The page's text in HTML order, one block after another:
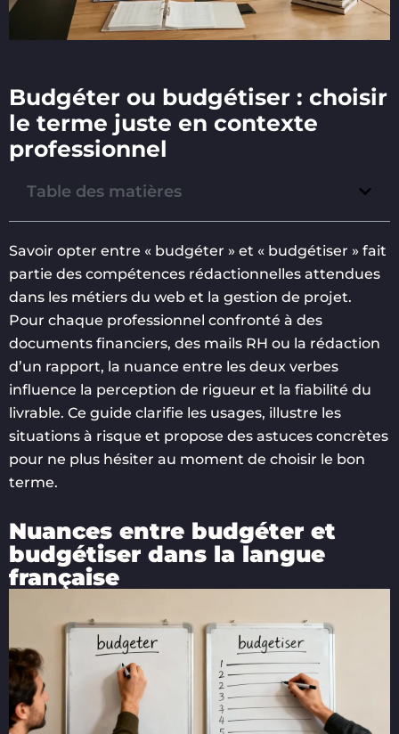
Budgéter ou budgétiser : choisir
le terme juste en contexte
professionnel
Table des matières
Savoir opter entre « budgéter » et « budgétiser » fait
partie des compétences rédactionnelles attendues
dans les métiers du web et la gestion de projet.
Pour chaque professionnel confronté à des
documents financiers, des mails RH ou la rédaction
d’un rapport, la nuance entre les deux verbes
influence la perception de rigueur et la fiabilité du
livrable. Ce guide clarifie les usages, illustre les
situations à risque et propose des astuces concrètes
pour ne plus hésiter au moment de choisir le bon
terme.
Nuances entre budgéter et
budgétiser dans la langue
française